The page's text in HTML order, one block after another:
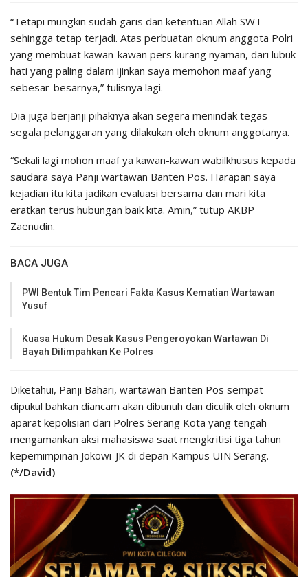
“Tetapi mungkin sudah garis dan ketentuan Allah SWT
sehingga tetap terjadi. Atas perbuatan oknum anggota Polri
yang membuat kawan-kawan pers kurang nyaman, dari lubuk
hati yang paling dalam ijinkan saya memohon maaf yang
sebesar-besarnya,” tulisnya lagi.
Dia juga berjanji pihaknya akan segera menindak tegas
segala pelanggaran yang dilakukan oleh oknum anggotanya.
“Sekali lagi mohon maaf ya kawan-kawan wabilkhusus kepada
saudara saya Panji wartawan Banten Pos. Harapan saya
kejadian itu kita jadikan evaluasi bersama dan mari kita
eratkan terus hubungan baik kita. Amin,” tutup AKBP
Zaenudin.
BACA JUGA
PWI Bentuk Tim Pencari Fakta Kasus Kematian Wartawan
Yusuf
Kuasa Hukum Desak Kasus Pengeroyokan Wartawan Di
Bayah Dilimpahkan Ke Polres
Diketahui, Panji Bahari, wartawan Banten Pos sempat
dipukul bahkan diancam akan dibunuh dan diculik oleh oknum
aparat kepolisian dari Polres Serang Kota yang tengah
mengamankan aksi mahasiswa saat mengkritisi tiga tahun
kepemimpinan Jokowi-JK di depan Kampus UIN Serang.
(*/David)